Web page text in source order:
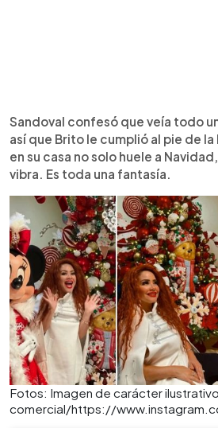
Sandoval confesó que veía todo
así que Brito le cumplió al pie de
en su casa no solo huele a
vibra. Es toda una fantasía.
Fotos: Imagen de carácter
comercial/https://